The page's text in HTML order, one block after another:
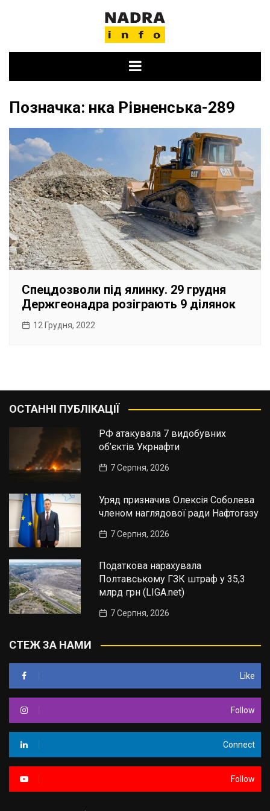
Позначка: нка Рівненська-289
Спецдозволи під ялинку. 29 грудня
Держгеонадра розіграють 9 ділянок
12 Грудня, 2022
ОСТАННІ ПУБЛІКАЦІЇ
РФ атакувала 7 видобувних
об’єктів Укрнафти
7 Серпня, 2026
Уряд призначив Олексія Соболева
членом наглядової ради Нафтогазу
7 Серпня, 2026
Податкова нарахувала
Полтавському ГЗК штраф у 35,3
млрд грн (LIGA.net)
7 Серпня, 2026
СТЕЖ ЗА НАМИ
Like
Follow
Connect
Follow